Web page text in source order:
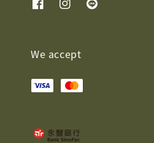
We accept